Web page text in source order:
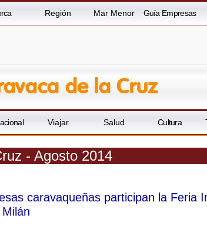
Región Mar Menor Guía Empresas
Viajar Salud Cultura
- Agosto 2014
caravaqueñas participan la Feria